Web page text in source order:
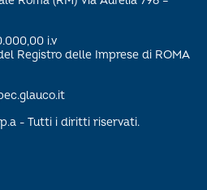
i.v
Registro delle Imprese di ROMA
- Tutti i diritti riservati.